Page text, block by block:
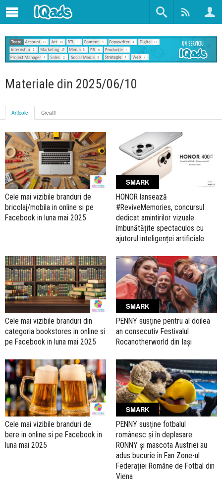
Materiale din 2025/06/10
Articole Creatii
Cele mai vizibile branduri de
bricolaj/mobila in online si pe
Facebook in luna mai 2025
SMARK
HONOR lansează
#ReviveMemories, concursul
dedicat amintirilor vizuale
îmbunătățite spectaculos cu
ajutorul inteligenței artificiale
Cele mai vizibile branduri din
categoria bookstores in online si
pe Facebook in luna mai 2025
SMARK
PENNY susține pentru al doilea
an consecutiv Festivalul
Rocanotherworld din Iași
Cele mai vizibile branduri de
bere in online si pe Facebook in
luna mai 2025
SMARK
PENNY susține fotbalul
românesc și în deplasare:
RONNY și mascota Austriei au
adus bucurie în Fan Zone-ul
Federației Române de Fotbal din
Viena